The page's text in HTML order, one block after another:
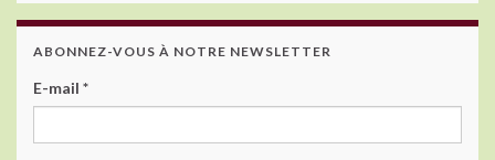
ABONNEZ-VOUS À NOTRE NEWSLETTER
E-mail *